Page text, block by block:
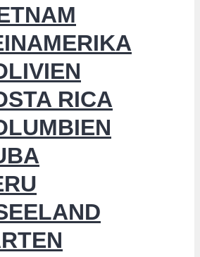
RICA